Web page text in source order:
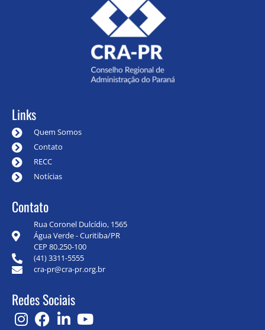
Links
Quem Somos
Contato
RECC
Notícias
Contato
Rua Coronel Dulcídio, 1565
Água Verde - Curitiba/PR
CEP 80.250-100
(41) 3311-5555
cra-pr@cra-pr.org.br
Redes Sociais